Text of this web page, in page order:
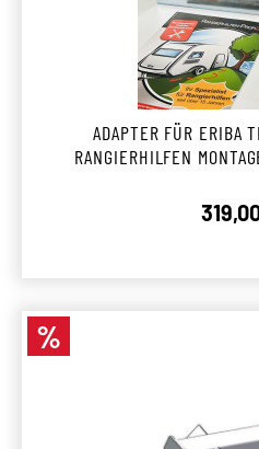
ADAPTER FÜR ERIBA
RANGIERHILFEN
Rabatt
%